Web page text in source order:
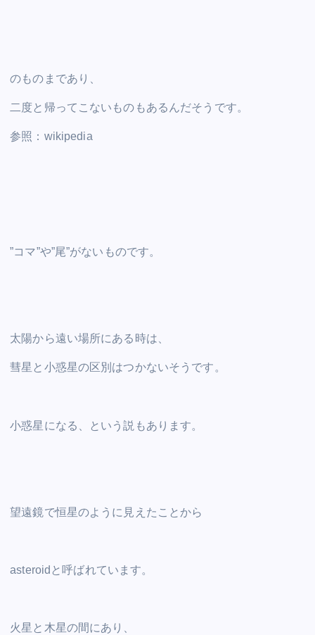
のものまであり、
二度と帰ってこないものもあるんだそうです。
参照：wikipedia
”コマ”や”尾”がないものです。
太陽から遠い場所にある時は、
彗星と小惑星の区別はつかないそうです。
小惑星になる、という説もあります。
望遠鏡で恒星のように見えたことから
asteroidと呼ばれています。
火星と木星の間にあり、